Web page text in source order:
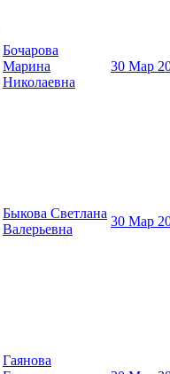
Бочарова
Марина
Николаевна
30 Мар
Быкова Светлана
Валерьевна
30 Мар
Гаянова